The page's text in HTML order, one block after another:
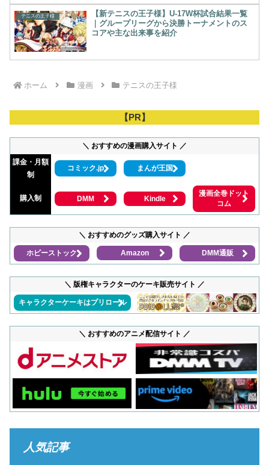
テニスの王子様
【新テニスの王子様】U-17W杯試合結果一覧
｜グループリーグから決勝トーナメントのス
コアや主な出来事を紹介
ホーム 漫画 テニスの王子様
【PR】
＼ おすすめの漫画購入サイト ／
課金・月額
制
コミック.jp まんが王国
購入制 DMM Kindle
漫画全巻ドット
コム
＼ おすすめのグッズ購入サイト ／
ホビーストック Amazon DMM通販
＼ 版権キャラクターのケーキ販売サイト ／
キャラクターケーキはプリロール
＼ おすすめのアニメ配信サイト ／
人気記事